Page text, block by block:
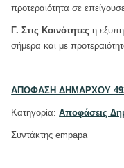
προτεραιότητα σε
Γ. Στις Κοινότητες η
σήμερα και με
ΑΠΟΦΑΣΗ ΔΗΜΑΡΧΟΥ
Κατηγορία:Αποφάσεις
Συντάκτης empapa